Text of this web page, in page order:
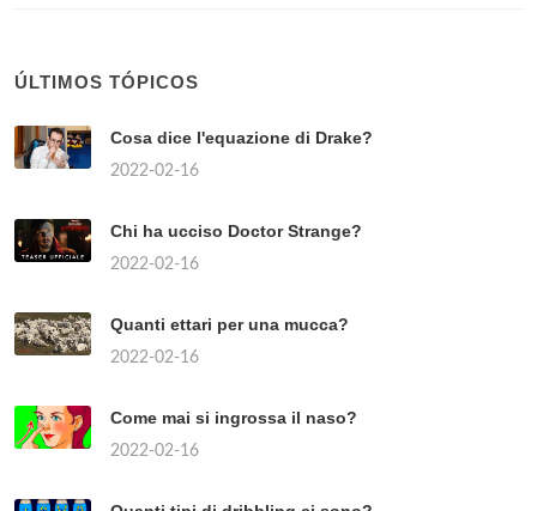
ÚLTIMOS TÓPICOS
Cosa dice l'equazione di Drake?
2022-02-16
Chi ha ucciso Doctor Strange?
2022-02-16
Quanti ettari per una mucca?
2022-02-16
Come mai si ingrossa il naso?
2022-02-16